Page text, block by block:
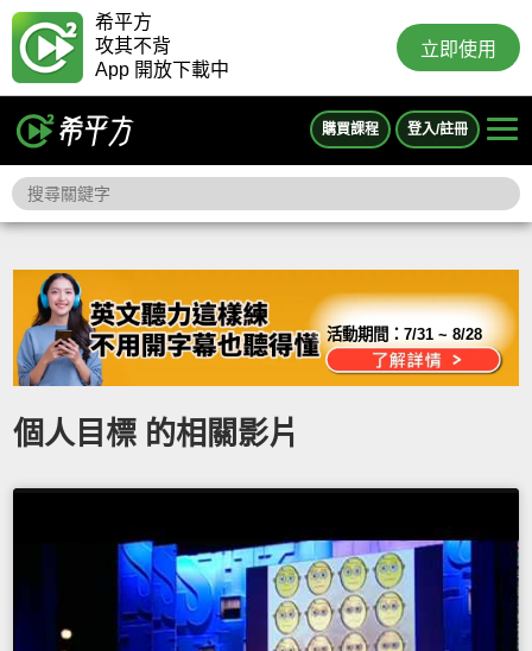
希平方
攻其不背
App 開放下載中
立即使用
購買課程 登入/註冊
活動期間：7/31 ~ 8/28
個人目標 的相關影片